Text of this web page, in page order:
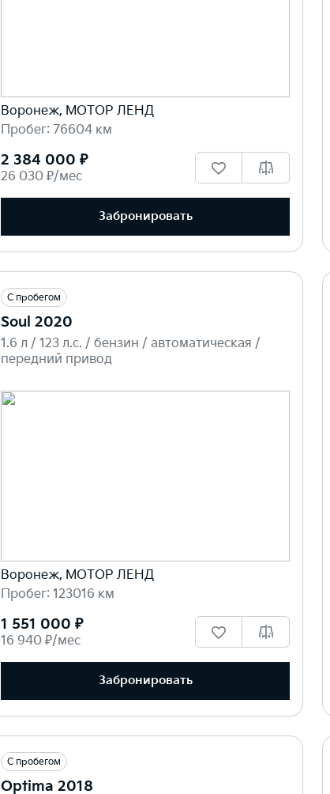
Воронеж, МОТОР ЛЕНД
Пробег: 76604 км
2 384 000 ₽
26 030 ₽/мес
Забронировать
С пробегом
Soul 2020
1.6 л / 123 л.c. / бензин / автоматическая /
передний привод
Воронеж, МОТОР ЛЕНД
Пробег: 123016 км
1 551 000 ₽
16 940 ₽/мес
Забронировать
С пробегом
Optima 2018